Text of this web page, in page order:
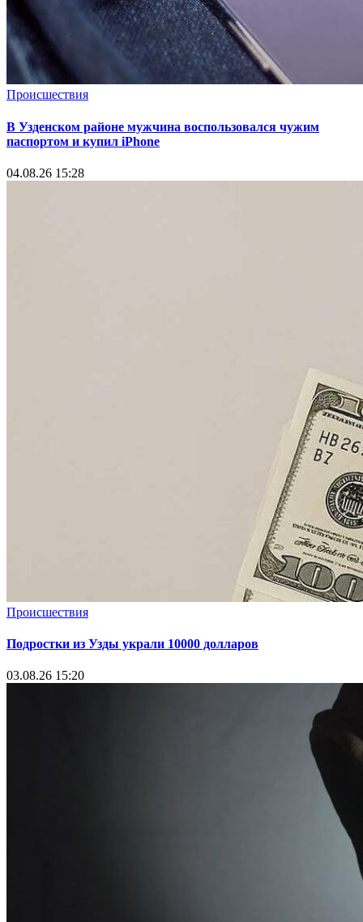
Происшествия
В Узденском районе мужчина воспользовался чужим
паспортом и купил iPhone
04.08.26 15:28
Происшествия
Подростки из Узды украли 10000 долларов
03.08.26 15:20